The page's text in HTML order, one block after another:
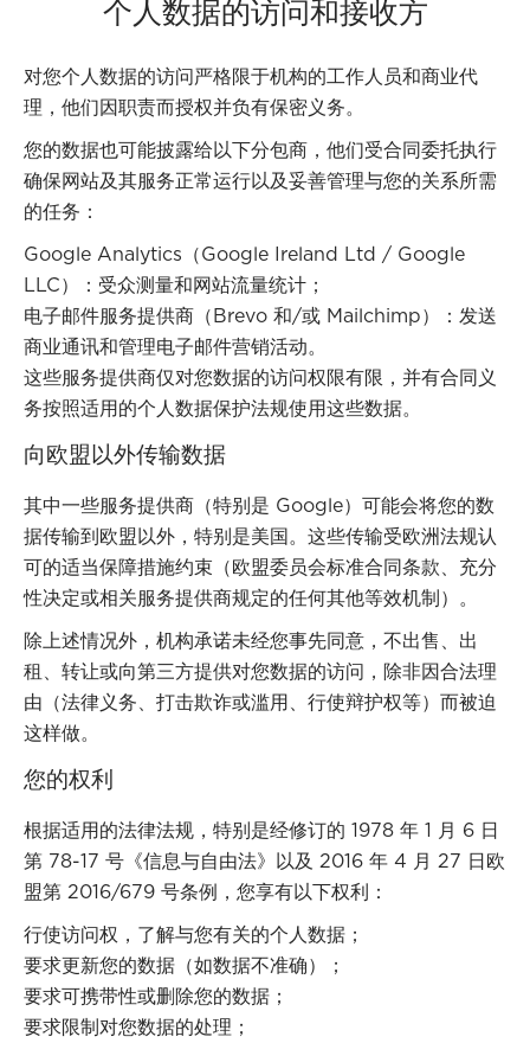
个人数据的访问和接收方
对您个人数据的访问严格限于机构的工作人员和商业代
理，他们因职责而授权并负有保密义务。
您的数据也可能披露给以下分包商，他们受合同委托执行
确保网站及其服务正常运行以及妥善管理与您的关系所需
的任务：
Google Analytics（Google Ireland Ltd / Google
LLC）：受众测量和网站流量统计；
电子邮件服务提供商（Brevo 和/或 Mailchimp）：发送
商业通讯和管理电子邮件营销活动。
这些服务提供商仅对您数据的访问权限有限，并有合同义
务按照适用的个人数据保护法规使用这些数据。
向欧盟以外传输数据
其中一些服务提供商（特别是 Google）可能会将您的数
据传输到欧盟以外，特别是美国。这些传输受欧洲法规认
可的适当保障措施约束（欧盟委员会标准合同条款、充分
性决定或相关服务提供商规定的任何其他等效机制）。
除上述情况外，机构承诺未经您事先同意，不出售、出
租、转让或向第三方提供对您数据的访问，除非因合法理
由（法律义务、打击欺诈或滥用、行使辩护权等）而被迫
这样做。
您的权利
根据适用的法律法规，特别是经修订的 1978 年 1 月 6 日
第 78-17 号《信息与自由法》以及 2016 年 4 月 27 日欧
盟第 2016/679 号条例，您享有以下权利：
行使访问权，了解与您有关的个人数据；
要求更新您的数据（如数据不准确）；
要求可携带性或删除您的数据；
要求限制对您数据的处理；